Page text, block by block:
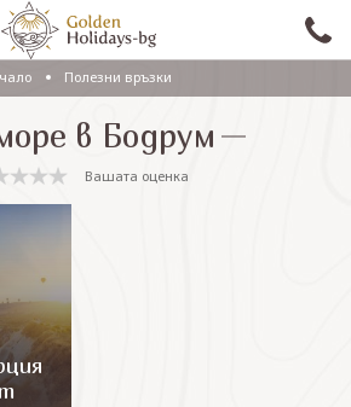
Полезни връзки
в Бодрум
Вашата оценка